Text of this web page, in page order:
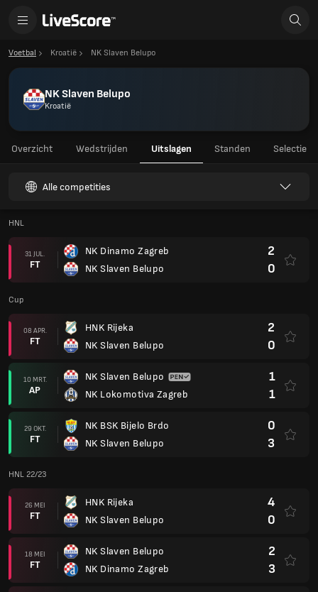
Voetbal Kroatië NK Slaven Belupo
NK Slaven Belupo
Kroatië
Overzicht Wedstrijden Uitslagen Standen Selectie
Alle competities
HNL
31 JUL.
FT
NK Dinamo Zagreb
NK Slaven Belupo
2
0
Cup
08 APR.
FT
HNK Rijeka
NK Slaven Belupo
2
0
10 MRT.
AP
NK Slaven Belupo
NK Lokomotiva Zagreb
1
1
29 OKT.
FT
NK BSK Bijelo Brdo
NK Slaven Belupo
0
3
HNL 22/23
26 MEI
FT
HNK Rijeka
NK Slaven Belupo
4
0
18 MEI
FT
NK Slaven Belupo
NK Dinamo Zagreb
2
3